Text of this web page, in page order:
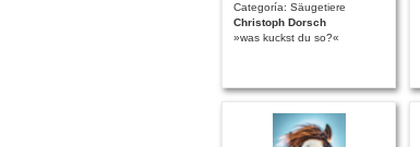
Categoría: Säugetiere
Christoph Dorsch
»was kuckst du so?«